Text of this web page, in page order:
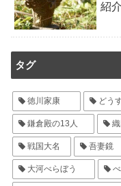
紹
タグ
徳川家康 どう
鎌倉殿の13人 織
戦国大名 吾妻鏡
大河べらぼう